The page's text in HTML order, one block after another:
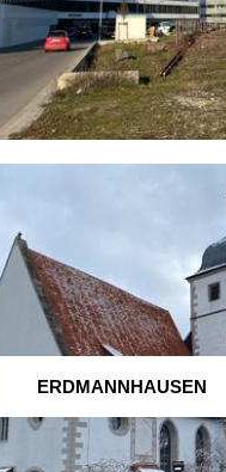
ERDMANNHAUSEN